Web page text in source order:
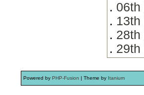
. 06th
. 13th
. 28th
. 29th
Powered by PHP-Fusion | Theme by Itanium